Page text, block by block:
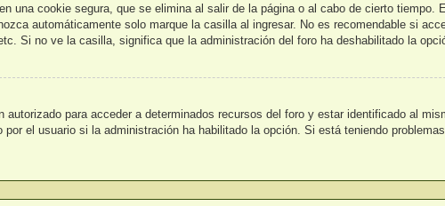
una cookie segura, que se elimina al salir de la página o al cabo de cierto tiempo.
automáticamente solo marque la casilla al ingresar. No es recomendable si
Si no ve la casilla, significa que la administración del foro ha deshabilitado la
para acceder a determinados recursos del foro y estar identificado al
el usuario si la administración ha habilitado la opción. Si está teniendo